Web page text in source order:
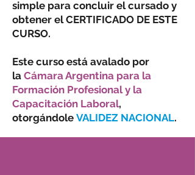
simple para concluir el cursado y
obtener el CERTIFICADO DE ESTE
CURSO.
Este curso está avalado por
la Cámara Argentina para la
Formación Profesional y la
Capacitación Laboral,
otorgándole V ALIDEZ NACIONAL.